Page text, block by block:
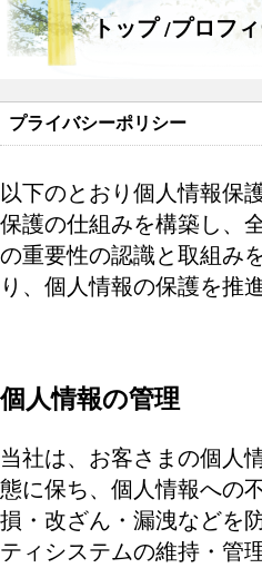
トップ プロフ
プライバシーポリシー
以下のとおり個人情報保
保護の仕組みを構築し、
の重要性の認識と取組み
り、個人情報の保護を推
個人情報の管理
当社は、お客さまの個人
態に保ち、個人情報への
損・改ざん・漏洩などを
ティシステムの維持・管